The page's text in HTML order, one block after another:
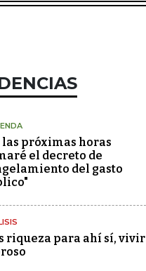
las próximas horas
el decreto de
del gasto
riqueza para ahí sí, vivir